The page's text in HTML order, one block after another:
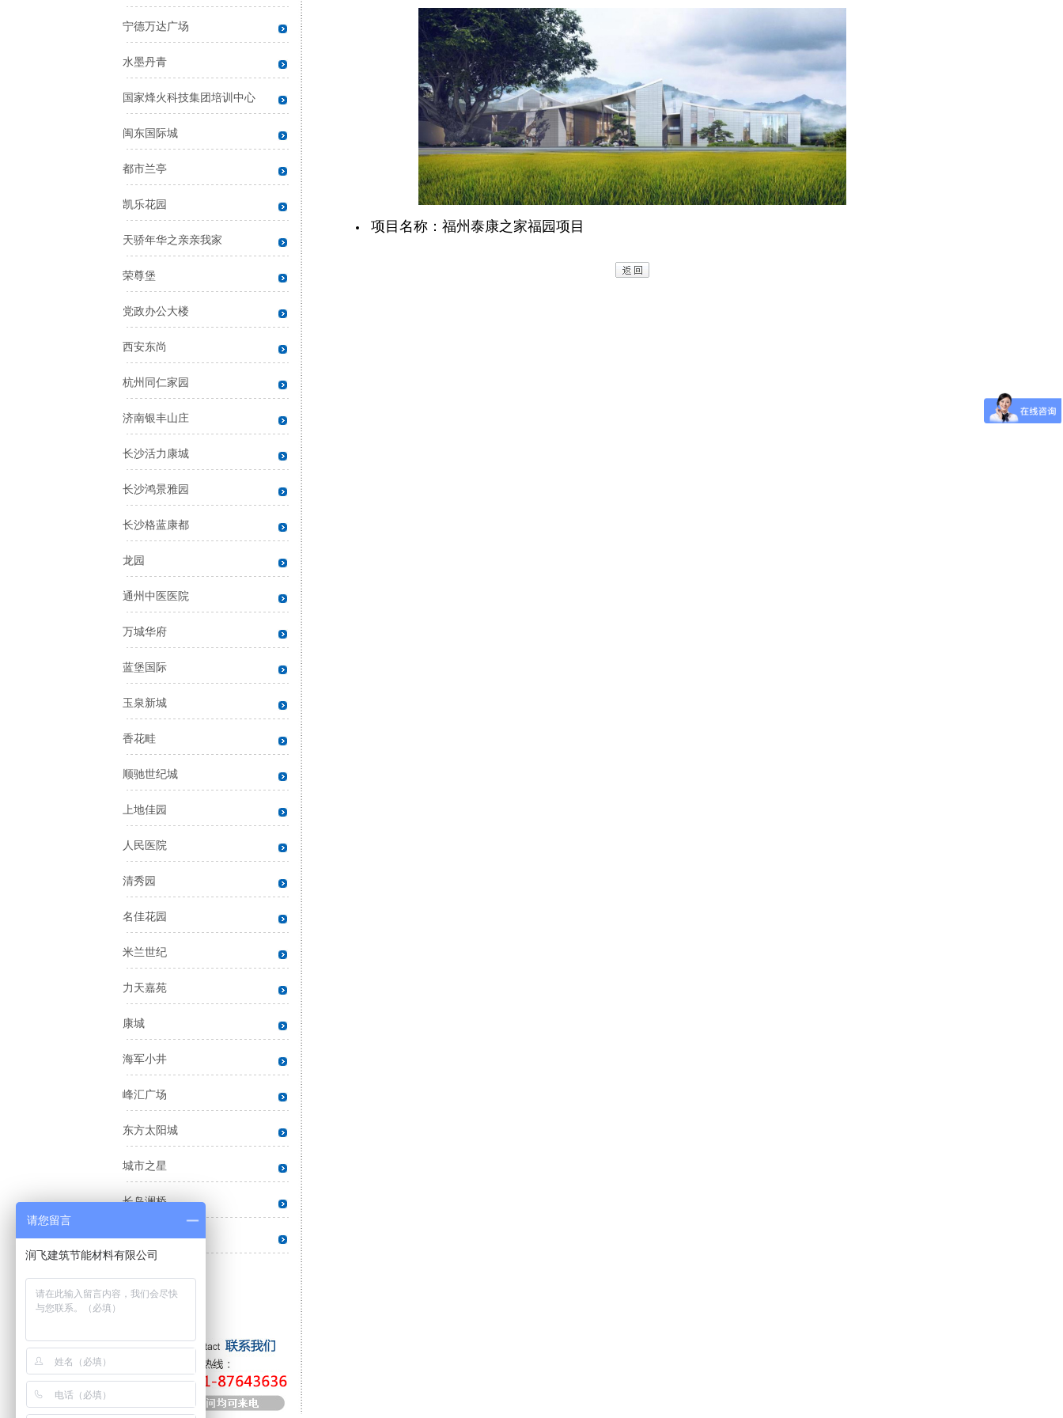
宁德万达广场
水墨丹青
国家烽火科技集团培训中心
闽东国际城
都市兰亭
凯乐花园
天骄年华之亲亲我家
荣尊堡
党政办公大楼
西安东尚
杭州同仁家园
济南银丰山庄
长沙活力康城
长沙鸿景雅园
长沙格蓝康都
龙园
通州中医医院
万城华府
蓝堡国际
玉泉新城
香花畦
顺驰世纪城
上地佳园
人民医院
清秀园
名佳花园
米兰世纪
力天嘉苑
康城
海军小井
峰汇广场
东方太阳城
城市之星
长岛澜桥
第六大道
项目名称：福州泰康之家福园项目
请您留言
润飞建筑节能材料有限公司